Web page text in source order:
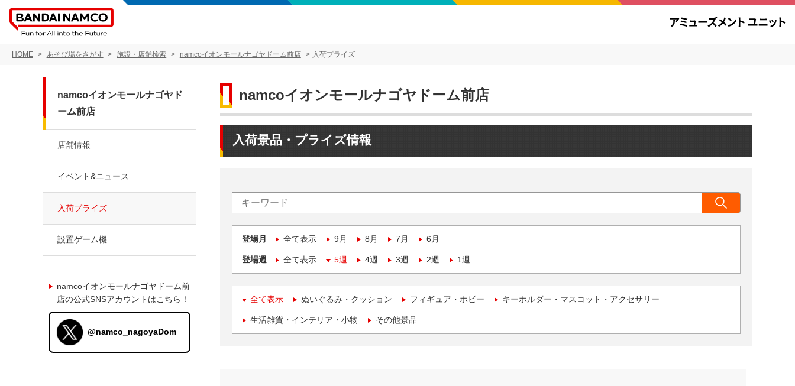
HOME あそび場をさがす 施設・店舗検索 namcoイオンモールナゴヤドーム前店 入荷プライズ
namcoイオンモールナゴヤドーム前店
入荷景品・プライズ情報
登場月 全て表示 9月 8月 7月 6月
登場週 全て表示 5週 4週 3週 2週 1週
全て表示 ぬいぐるみ・クッション フィギュア・ホビー キーホルダー・マスコット・アクセサリー
生活雑貨・インテリア・小物 その他景品
namcoイオンモールナゴヤド
ーム前店
店舗情報
イベント&ニュース
入荷プライズ
設置ゲーム機
namcoイオンモールナゴヤドーム前
店の公式SNSアカウントはこちら！
@namco_nagoyaDom